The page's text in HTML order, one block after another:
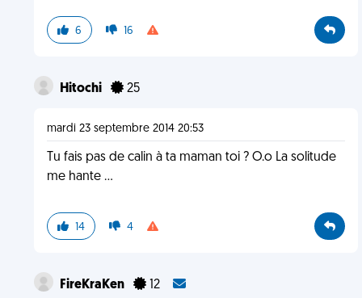
6 16
Hitochi 25
mardi 23 septembre 2014 20:53
Tu fais pas de calin à ta maman toi ? O.o La solitude
me hante ...
14 4
FireKraKen 12